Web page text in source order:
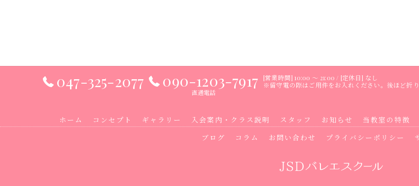
047-325-2077 090-1203-7917
直通電話
[営業時間] 10:00 ～ 21:00 / [定休日] なし
※留守電の際はご用件をお入れください。後ほど折り
ホーム コンセプト ギャラリー 入会案内・クラス説明 スタッフ お知らせ 当教室の特徴
ブログ
コラム お問い合わせ プライバシーポリシー